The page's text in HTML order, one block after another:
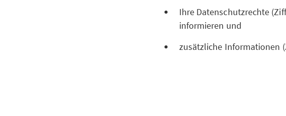
Ihre Datenschutzrechte
informieren und
zusätzliche Informationen